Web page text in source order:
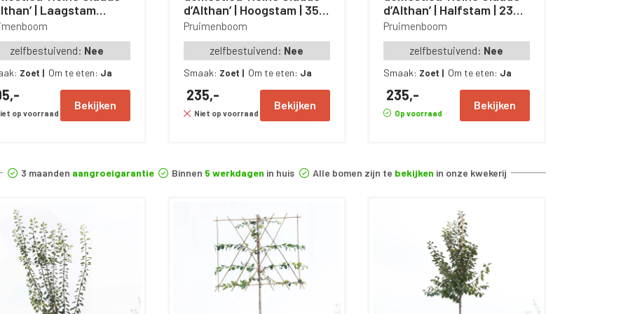
| Laagstam
| 50 cm
zelfbestuivend: Nee
Zoet | Om te eten: Ja
op voorraad
Bekijken
d’Althan’ | Hoogstam | 350
– 400 cm
Pruimenboom
zelfbestuivend: Nee
Smaak: Zoet | Om te eten: Ja
235,-
Niet op voorraad
Bekijken
d’Althan’ | Halfstam | 230 –
280 cm
Pruimenboom
zelfbestuivend: Nee
Smaak: Zoet | Om te eten: Ja
235,-
Op voorraad
Bekijken
3 maanden aangroeigarantie Binnen 5 werkdagen in huis Alle bomen zijn te bekijken in onze kwekerij